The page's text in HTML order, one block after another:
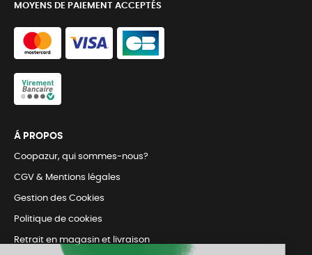
MOYENS DE PAIEMENT ACCEPTÉS
Á PROPOS
Coopazur, qui sommes-nous?
CGV & Mentions légales
Gestion des Cookies
Politique de cookies
Retrait en magasin et livraison